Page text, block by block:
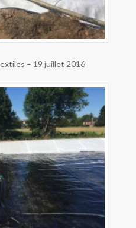
– 19 juillet 2016